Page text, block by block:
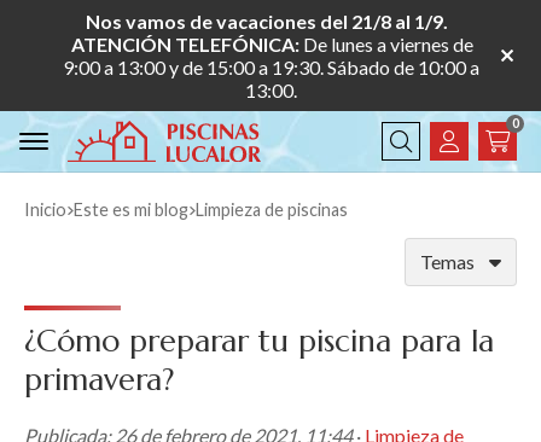
Nos vamos de vacaciones del 21/8 al 1/9.
ATENCIÓN TELEFÓNICA: De lunes a viernes de
9:00 a 13:00 y de 15:00 a 19:30. Sábado de 10:00 a
13:00.
Buscar
0
Inicio este es mi blog limpieza de piscinas
Temas
¿Cómo preparar tu piscina para la
primavera?
Publicada: 26 de febrero de 2021, 11:44· Limpieza de